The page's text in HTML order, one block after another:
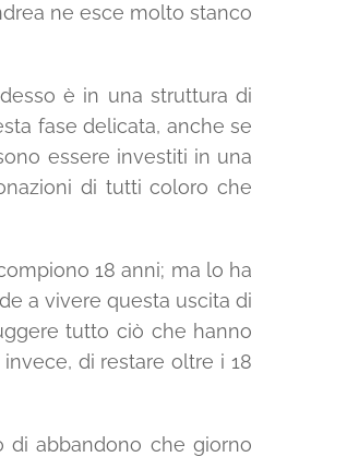
ne esce molto stanco
è in una struttura di
fase delicata, anche se
essere investiti in una
di tutti coloro che
18 anni; ma lo ha
a vivere questa uscita di
tutto ciò che hanno
di restare oltre i 18
di abbandono che giorno